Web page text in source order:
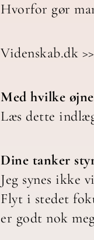
Hvorfor gør
Videnskab.dk >>
Med hvilke
Læs dette
Dine tanker
Jeg synes ikke
Flyt i stedet
er godt nok